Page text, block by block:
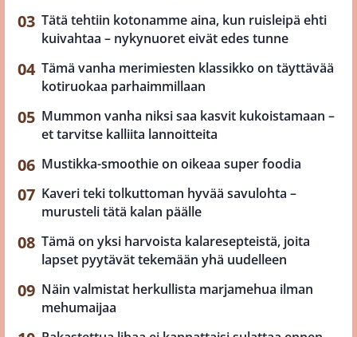
Tätä tehtiin kotonamme aina, kun ruisleipä ehti
kuivahtaa – nykynuoret eivät edes tunne
Tämä vanha merimiesten klassikko on täyttävää
kotiruokaa parhaimmillaan
Mummon vanha niksi saa kasvit kukoistamaan –
et tarvitse kalliita lannoitteita
Mustikka-smoothie on oikeaa super foodia
Kaveri teki tolkuttoman hyvää savulohta –
murusteli tätä kalan päälle
Tämä on yksi harvoista kalaresepteistä, joita
lapset pyytävät tekemään yhä uudelleen
Näin valmistat herkullista marjamehua ilman
mehumaijaa